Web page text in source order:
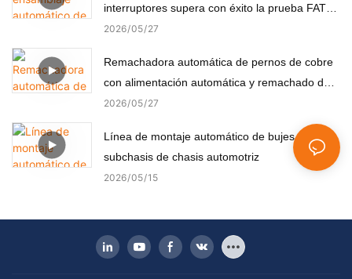
interruptores supera con éxito la prueba FAT
del cliente turco
2026 05 27
Remachadora automática de pernos de cobre
con alimentación automática y remachado de
precisión.
2026 05 27
Línea de montaje automático de bujes para
subchasis de chasis automotriz
2026 05 15